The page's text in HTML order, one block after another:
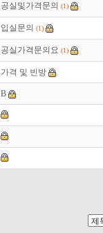
공실및가격문의 (1)
입실문의 (1)
공실가격문의요 (1)
가격 및 빈방
B